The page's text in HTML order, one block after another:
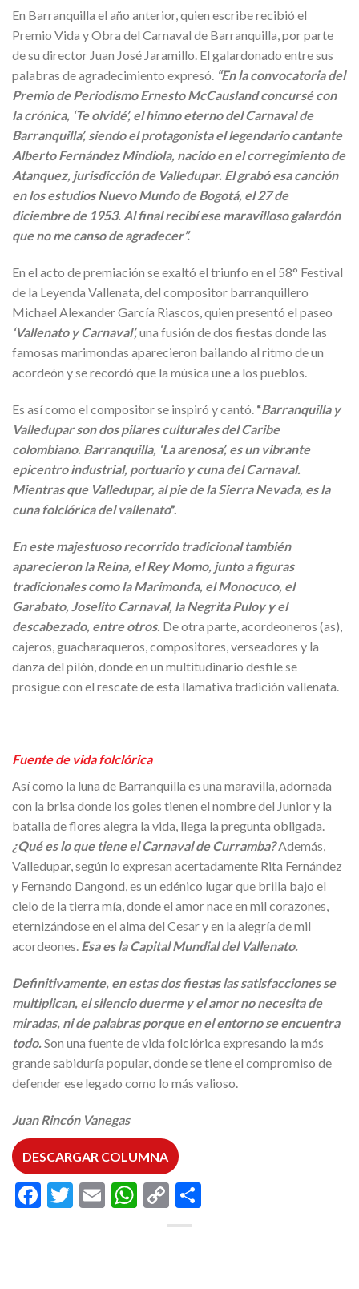
En Barranquilla el año anterior, quien escribe recibió el
Premio Vida y Obra del Carnaval de Barranquilla, por parte
de su director Juan José Jaramillo. El galardonado entre sus
palabras de agradecimiento expresó. “En la convocatoria del
Premio de Periodismo Ernesto McCausland concursé con
la crónica, ‘Te olvidé’, el himno eterno del Carnaval de
Barranquilla’, siendo el protagonista el legendario cantante
Alberto Fernández Mindiola, nacido en el corregimiento de
Atanquez, jurisdicción de Valledupar. El grabó esa canción
en los estudios Nuevo Mundo de Bogotá, el 27 de
diciembre de 1953. Al final recibí ese maravilloso galardón
que no me canso de agradecer”.
En el acto de premiación se exaltó el triunfo en el 58° Festival
de la Leyenda Vallenata, del compositor barranquillero
Michael Alexander García Riascos, quien presentó el paseo
‘Vallenato y Carnaval’,una fusión de dos fiestas donde las
famosas marimondas aparecieron bailando al ritmo de un
acordeón y se recordó que la música une a los pueblos.
Es así como el compositor se inspiró y cantó. “Barranquilla y
Valledupar son dos pilares culturales del Caribe
colombiano. Barranquilla, ‘La arenosa’, es un vibrante
epicentro industrial, portuario y cuna del Carnaval.
Mientras que Valledupar, al pie de la Sierra Nevada, es la
cuna folclórica del vallenato”.
En este majestuoso recorrido tradicional también
aparecieron la Reina, el Rey Momo, junto a figuras
tradicionales como la Marimonda, el Monocuco, el
Garabato, Joselito Carnaval, la Negrita Puloy y el
descabezado, entre otros. De otra parte, acordeoneros (as),
cajeros, guacharaqueros, compositores, verseadores y la
danza del pilón, donde en un multitudinario desfile se
prosigue con el rescate de esta llamativa tradición vallenata.
Fuente de vida folclórica
Así como la luna de Barranquilla es una maravilla, adornada
con la brisa donde los goles tienen el nombre del Junior y la
batalla de flores alegra la vida, llega la pregunta obligada.
¿Qué es lo que tiene el Carnaval de Curramba?Además,
Valledupar, según lo expresan acertadamente Rita Fernández
y Fernando Dangond, es un edénico lugar que brilla bajo el
cielo de la tierra mía, donde el amor nace en mil corazones,
eternizándose en el alma del Cesar y en la alegría de mil
acordeones. Esa es la Capital Mundial del Vallenato.
Definitivamente, en estas dos fiestas las satisfacciones se
multiplican, el silencio duerme y el amor no necesita de
miradas, ni de palabras porque en el entorno se encuentra
todo.Son una fuente de vida folclórica expresando la más
grande sabiduría popular, donde se tiene el compromiso de
defender ese legado como lo más valioso.
Juan Rincón Vanegas
DESCARGAR COLUMNA
Facebook
Twitter
EmailWhatsApp
Copy
Link